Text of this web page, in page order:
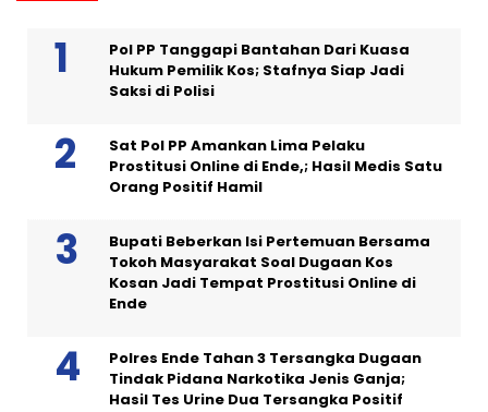
Pol PP Tanggapi Bantahan Dari Kuasa
Hukum Pemilik Kos; Stafnya Siap Jadi
Saksi di Polisi
Sat Pol PP Amankan Lima Pelaku
Prostitusi Online di Ende,; Hasil Medis Satu
Orang Positif Hamil
Bupati Beberkan Isi Pertemuan Bersama
Tokoh Masyarakat Soal Dugaan Kos
Kosan Jadi Tempat Prostitusi Online di
Ende
Polres Ende Tahan 3 Tersangka Dugaan
Tindak Pidana Narkotika Jenis Ganja;
Hasil Tes Urine Dua Tersangka Positif